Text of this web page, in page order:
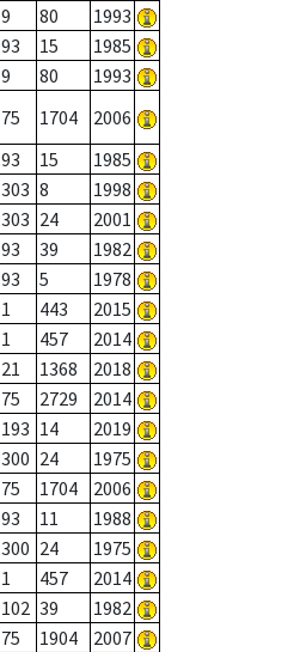
9 80
1993
93 15
1985
9 80
1993
75 1704
2006
93 15
1985
303 8
1998
303 24
2001
93 39
1982
93 5
1978
1 443
2015
1 457
2014
21 1368
2018
75 2729
2014
193 14
2019
300 24
1975
75 1704
2006
93 11
1988
300 24
1975
1 457
2014
102 39
1982
75 1904
2007